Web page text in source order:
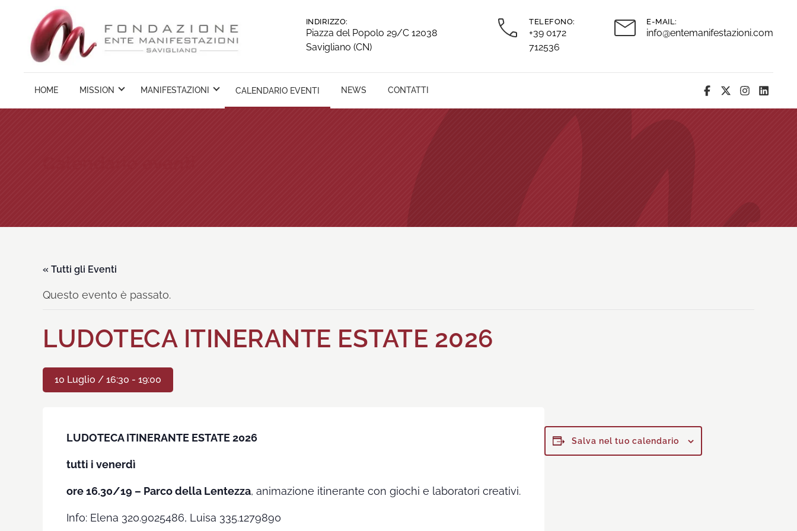
contenuti
INDIRIZZO:
Piazza del Popolo 29/C 12038
Savigliano (CN)
TELEFONO:
+39 0172
712536
E-MAIL:
info@entemanifestazioni.com
HOME MISSION MANIFESTAZIONI CALENDARIO EVENTI NEWS CONTATTI
« Tutti gli Eventi
Questo evento è passato.
LUDOTECA ITINERANTE ESTATE 2026
10 Luglio / 16:30 - 19:00
LUDOTECA ITINERANTE ESTATE 2026
tutti i venerdì
ore 16.30/19 – Parco della Lentezza, animazione itinerante con giochi e laboratori creativi.
Info: Elena 320.9025486, Luisa 335.1279890
Salva nel tuo calendario